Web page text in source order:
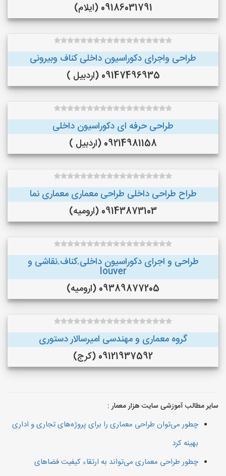
09186031791 (ایلام)
طراحی واجرای دکوراسیون داخلی کناف وبیرونی
09147496935 (اردبیل )
طراحی حرفه ای دکوراسیون داخلی
09214981158 (اردبیل )
طراح طراحی داخلی طراحی معماری معماری نما
09143873103 (ارومیه)
طراحی و اجرای دکوراسیون داخلی.کناف.نقاشی و
louver
09389877205 (ارومیه)
گروه معماری و مهندسی امیرسالار دستوری
09121937592 (کرج)
سایر مطالب آموزشی سایت هزار معمار :
چطور می‌توان طراحی معماری را برای پروژه‌های تجاری و اداری
بهینه کرد
چطور طراحی معماری می‌تواند به ارتقاء کیفیت فضاهای